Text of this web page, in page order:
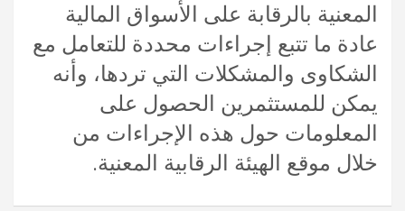
المعنية بالرقابة على الأسواق المالية
عادة ما تتبع إجراءات محددة للتعامل مع
الشكاوى والمشكلات التي تردها، وأنه
يمكن للمستثمرين الحصول على
المعلومات حول هذه الإجراءات من
خلال موقع الهيئة الرقابية المعنية.